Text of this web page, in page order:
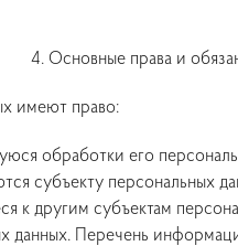
4. Основные права и
имеют право:
обработки его
субъекту
к другим субъектам
данных. Перечень